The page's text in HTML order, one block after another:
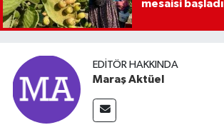
mesaisi başladı
EDITÖR HAKKINDA
Maraş Aktüel